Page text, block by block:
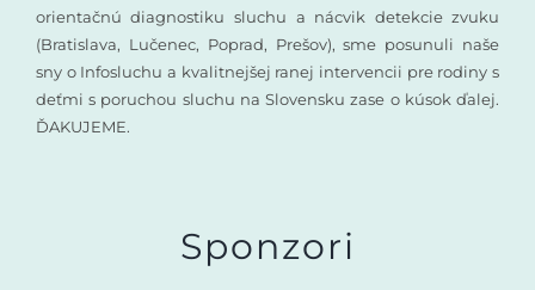
orientačnú diagnostiku sluchu a nácvik detekcie zvuku
(Bratislava, Lučenec, Poprad, Prešov), sme posunuli naše
sny o Infosluchu a kvalitnejšej ranej intervencii pre rodiny s
deťmi s poruchou sluchu na Slovensku zase o kúsok ďalej.
ĎAKUJEME.
Sponzori